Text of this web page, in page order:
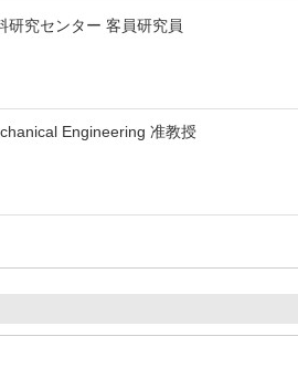
研究センター 客員研究員
Engineering 准教授